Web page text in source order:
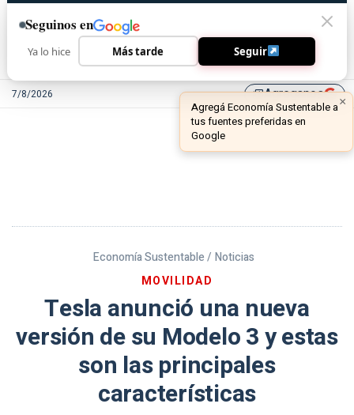
7/8/2026 library_addAgreganos
Economía Sustentable / Noticias
MOVILIDAD
Tesla anunció una nueva
versión de su Modelo 3 y estas
son las principales
características
Seguinos en
Ya lo hice Más tarde Seguir